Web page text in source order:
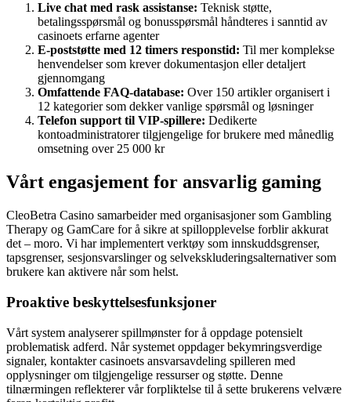
Live chat med rask assistanse: Teknisk støtte,
betalingsspørsmål og bonusspørsmål håndteres i sanntid av
casinoets erfarne agenter
E-poststøtte med 12 timers responstid: Til mer komplekse
henvendelser som krever dokumentasjon eller detaljert
gjennomgang
Omfattende FAQ-database: Over 150 artikler organisert i
12 kategorier som dekker vanlige spørsmål og løsninger
Telefon support til VIP-spillere: Dedikerte
kontoadministratorer tilgjengelige for brukere med månedlig
omsetning over 25 000 kr
Vårt engasjement for ansvarlig gaming
CleoBetra Casino samarbeider med organisasjoner som Gambling
Therapy og GamCare for å sikre at spillopplevelse forblir akkurat
det – moro. Vi har implementert verktøy som innskuddsgrenser,
tapsgrenser, sesjonsvarslinger og selvekskluderingsalternativer som
brukere kan aktivere når som helst.
Proaktive beskyttelsesfunksjoner
Vårt system analyserer spillmønster for å oppdage potensielt
problematisk adferd. Når systemet oppdager bekymringsverdige
signaler, kontakter casinoets ansvarsavdeling spilleren med
opplysninger om tilgjengelige ressurser og støtte. Denne
tilnærmingen reflekterer vår forpliktelse til å sette brukerens velvære